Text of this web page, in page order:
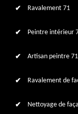
Ravalement 71
Peintre intérieur
Artisan peintre 71
Ravalement de
Nettoyage de